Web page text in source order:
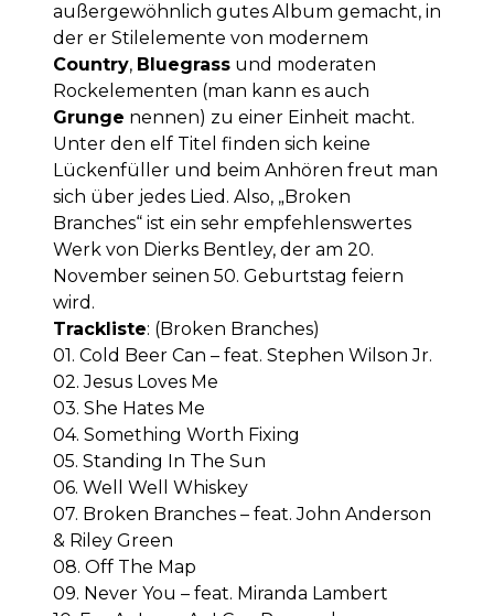
außergewöhnlich gutes Album gemacht, in
der er Stilelemente von modernem
Country, Bluegrass und moderaten
Rockelementen (man kann es auch
Grunge nennen) zu einer Einheit macht.
Unter den elf Titel finden sich keine
Lückenfüller und beim Anhören freut man
sich über jedes Lied. Also, „Broken
Branches“ ist ein sehr empfehlenswertes
Werk von Dierks Bentley, der am 20.
November seinen 50. Geburtstag feiern
wird.
Trackliste: (Broken Branches)
01. Cold Beer Can – feat. Stephen Wilson Jr.
02. Jesus Loves Me
03. She Hates Me
04. Something Worth Fixing
05. Standing In The Sun
06. Well Well Whiskey
07. Broken Branches – feat. John Anderson
& Riley Green
08. Off The Map
09. Never You – feat. Miranda Lambert